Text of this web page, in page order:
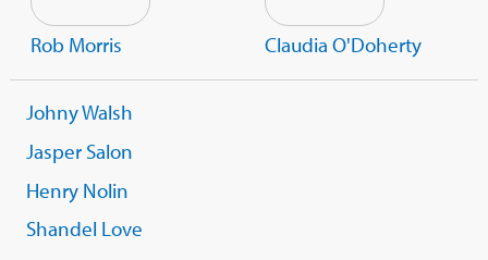
Rob Morris Claudia O'Doherty
Johny Walsh
Jasper Salon
Henry Nolin
Shandel Love